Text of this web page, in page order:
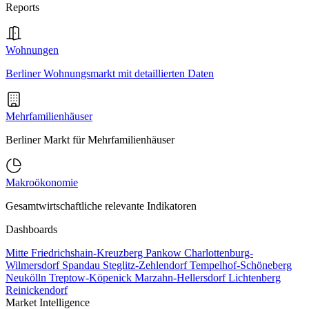
Reports
Wohnungen
Berliner Wohnungsmarkt mit detaillierten Daten
Mehrfamilienhäuser
Berliner Markt für Mehrfamilienhäuser
Makroökonomie
Gesamtwirtschaftliche relevante Indikatoren
Dashboards
Mitte Friedrichshain-Kreuzberg Pankow Charlottenburg-
Wilmersdorf Spandau Steglitz-ZehlendorfTempelhof-Schöneberg
Neukölln Treptow-Köpenick Marzahn-HellersdorfLichtenberg
Reinickendorf
Market Intelligence